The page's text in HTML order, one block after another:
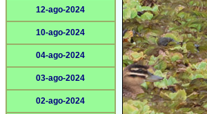
12-ago-2024
10-ago-2024
04-ago-2024
03-ago-2024
02-ago-2024